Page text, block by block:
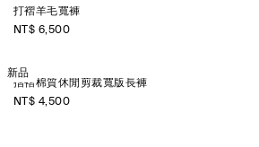
打褶羊毛寬褲
NT$ 6,500
新品
摺褶棉質休閒剪裁寬版長褲
NT$ 4,500